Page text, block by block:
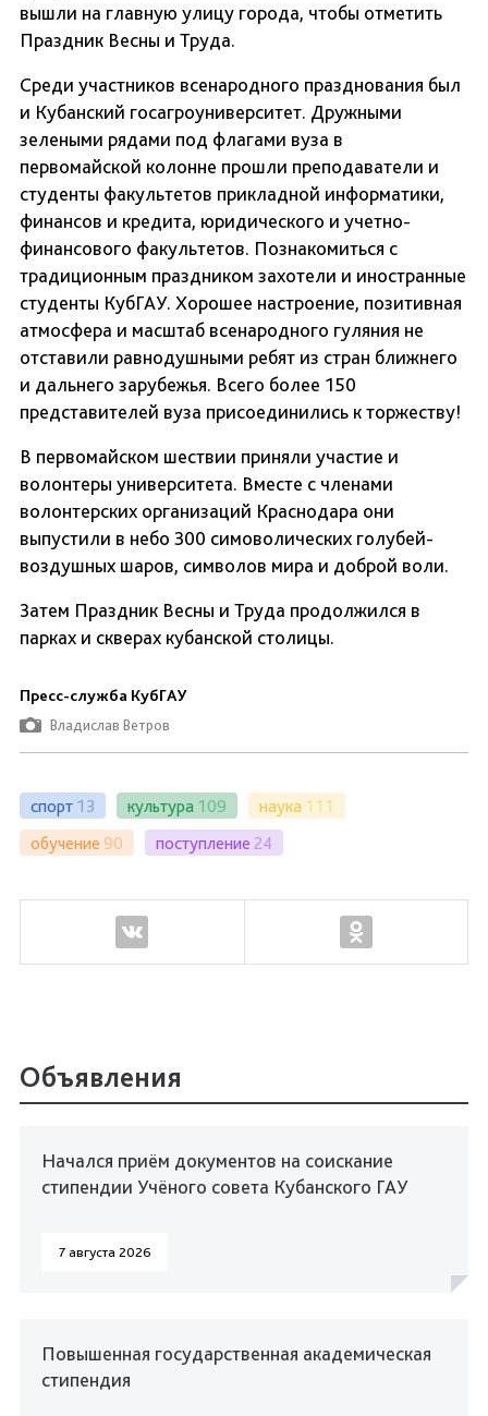
вышли на главную улицу города, чтобы отметить
Праздник Весны и Труда.
Среди участников всенародного празднования был
и Кубанский госагроуниверситет. Дружными
зелеными рядами под флагами вуза в
первомайской колонне прошли преподаватели и
студенты факультетов прикладной информатики,
финансов и кредита, юридического и учетно-
финансового факультетов. Познакомиться с
традиционным праздником захотели и иностранные
студенты КубГАУ. Хорошее настроение, позитивная
атмосфера и масштаб всенародного гуляния не
отставили равнодушными ребят из стран ближнего
и дальнего зарубежья. Всего более 150
представителей вуза присоединились к торжеству!
В первомайском шествии приняли участие и
волонтеры университета. Вместе с членами
волонтерских организаций Краснодара они
выпустили в небо 300 симоволических голубей-
воздушных шаров, символов мира и доброй воли.
Затем Праздник Весны и Труда продолжился в
парках и скверах кубанской столицы.
Пресс-служба КубГАУ
Владислав Ветров
спорт 13 культура 109 наука 111
обучение 90 поступление 24
Объявления
Начался приём документов на соискание
стипендии Учёного совета Кубанского ГАУ
7 августа 2026
Повышенная государственная академическая
стипендия